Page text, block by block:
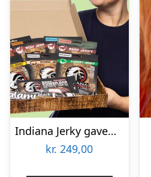
Indiana Jerky gaveæske
kr. 249,00